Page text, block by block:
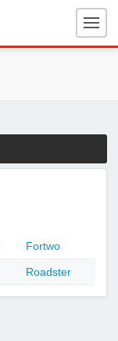
Fortwo
Roadster